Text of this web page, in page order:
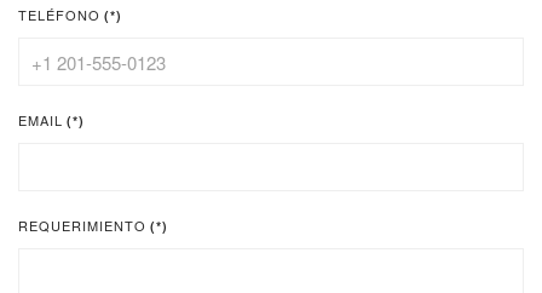
TELÉFONO (*)
EMAIL (*)
REQUERIMIENTO (*)